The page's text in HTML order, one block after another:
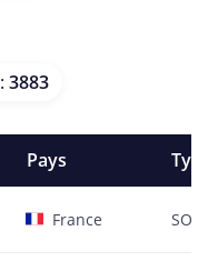
: 3883
Pays
France